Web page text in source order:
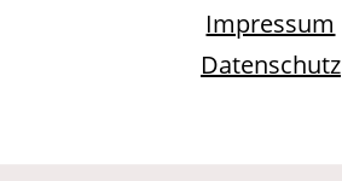
Impressum
Datenschutz